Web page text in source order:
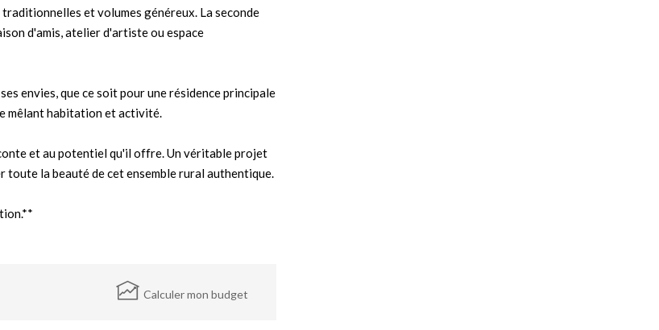
et volumes généreux. La seconde
d'amis, atelier d'artiste ou espace
envies, que ce soit pour une résidence principale
mêlant habitation et activité.
et au potentiel qu'il offre. Un véritable projet
la beauté de cet ensemble rural authentique.
Calculer mon budget